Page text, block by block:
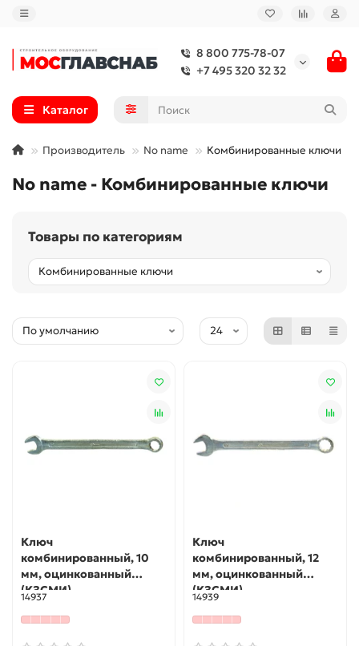
8 800 775-78-07
+7 495 320 32 32
Каталог
Производитель No name Комбинированные ключи
No name - Комбинированные ключи
Товары по категориям
Ключ
комбинированный, 10
мм, оцинкованный
(КЗСМИ)
14937
Ключ
комбинированный, 12
мм, оцинкованный
(КЗСМИ)
14939